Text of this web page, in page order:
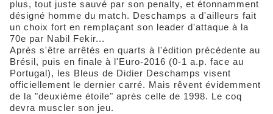
plus, tout juste sauvé par son penalty, et étonnamment
désigné homme du match. Deschamps a d'ailleurs fait
un choix fort en remplaçant son leader d'attaque à la
70e par Nabil Fekir...
Après s'être arrêtés en quarts à l'édition précédente au
Brésil, puis en finale à l'Euro-2016 (0-1 a.p. face au
Portugal), les Bleus de Didier Deschamps visent
officiellement le dernier carré. Mais rêvent évidemment
de la "deuxième étoile" après celle de 1998. Le coq
devra muscler son jeu.